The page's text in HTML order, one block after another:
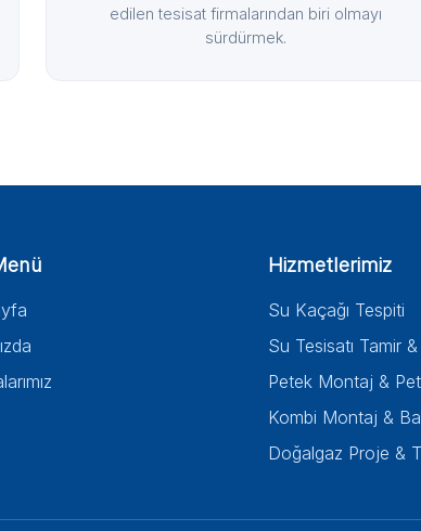
edilen tesisat firmalarından biri olmayı
sürdürmek.
Hizmetlerimiz
Su Kaçağı Tespiti
Su Tesisatı Tamir
Petek Montaj &
Kombi Montaj &
Doğalgaz Proje &